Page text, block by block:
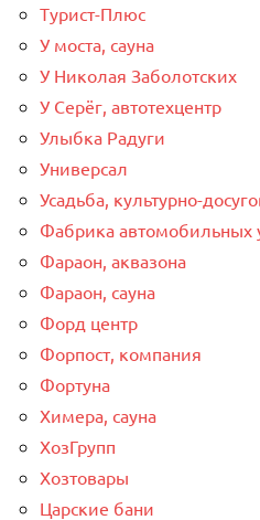
Турист-Плюс
У моста, сауна
У Николая Заболотских
У Серёг, автотехцентр
Улыбка Радуги
Универсал
Усадьба, культурно-
Фабрика автомобильных
Фараон, аквазона
Фараон, сауна
Форд центр
Форпост, компания
Фортуна
Химера, сауна
ХозГрупп
Хозтовары
Царские бани